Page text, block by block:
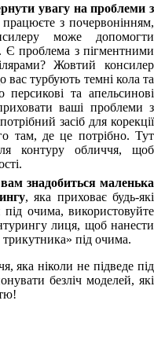
увагу на проблеми з
з почервонінням,
може допомогти
Є проблема з пігментними
Жовтий консилер
турбують темні кола та
персикові та апельсинові
ваші проблеми з
засіб для корекції
там, де це потрібно. Тут
контуру обличчя, щоб
знадобиться маленька
, яка приховає будь-які
очима, використовуйте
лиця, щоб нанести
під очима.
яка ніколи не підведе під
безліч моделей, які